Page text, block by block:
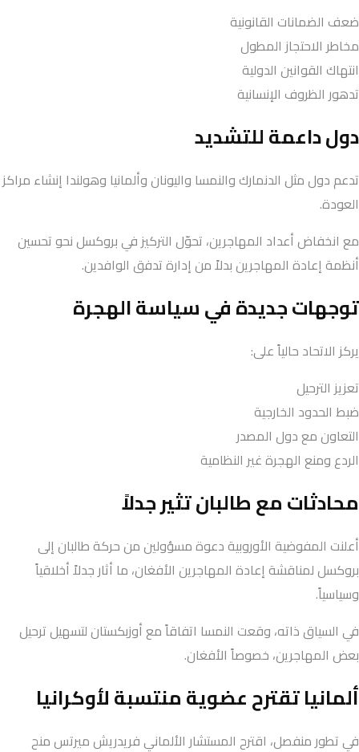
ضعف الضمانات القانونية
مخاطر الاحتجاز المطول
انتهاك القوانين الدولية
تدهور الظروف الإنسانية
دول داعمة للتشديد
تدعم دول مثل الدنمارك والنمسا واليونان وألمانيا وهولندا إنشاء مراكز
العودة.
مع انخفاض أعداد المهاجرين، تحوّل التركيز في بروكسل نحو تحسين
أنظمة إعادة المهاجرين بدلاً من إدارة تدفق الوافدين.
توجهات جديدة في سياسة الهجرة
يركز الاتحاد حالياً على:
تعزيز الترحيل
ضبط الحدود الخارجية
التعاون مع دول المصدر
الردع ومنع الهجرة غير النظامية
محادثات مع طالبان تثير جدلاً
أعلنت المفوضية الأوروبية دعوة مسؤولين من حركة طالبان إلى
بروكسل لمناقشة إعادة المهاجرين الأفغان، ما أثار جدلاً أخلاقياً
وسياسياً.
في السياق ذاته، وقعت النمسا اتفاقاً مع أوزبكستان لتسهيل ترحيل
بعض المهاجرين، خصوصاً الأفغان.
ألمانيا تقترح عضوية منتسبة لأوكرانيا
في تطور منفصل، اقترح المستشار الألماني فريدريش ميرتس منح